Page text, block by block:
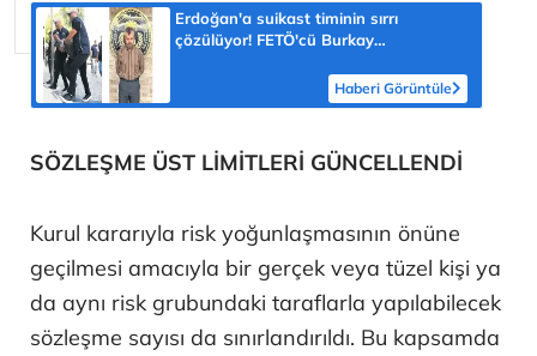
Erdoğan'a suikast timinin sırrı
çözülüyor! FETÖ'cü Burkay
Haberi Görüntüle
SÖZLEŞME ÜST LİMİTLERİ GÜNCELLENDİ
Kurul kararıyla risk yoğunlaşmasının önüne
geçilmesi amacıyla bir gerçek veya tüzel kişi ya
da aynı risk grubundaki taraflarla yapılabilecek
sözleşme sayısı da sınırlandırıldı. Bu kapsamda